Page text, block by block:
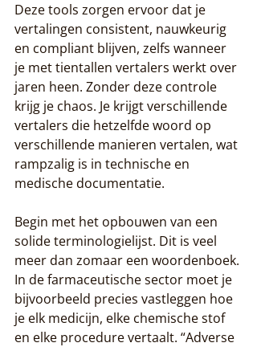
Deze tools zorgen ervoor dat je
vertalingen consistent, nauwkeurig
en compliant blijven, zelfs wanneer
je met tientallen vertalers werkt over
jaren heen. Zonder deze controle
krijg je chaos. Je krijgt verschillende
vertalers die hetzelfde woord op
verschillende manieren vertalen, wat
rampzalig is in technische en
medische documentatie.
Begin met het opbouwen van een
solide terminologielijst. Dit is veel
meer dan zomaar een woordenboek.
In de farmaceutische sector moet je
bijvoorbeeld precies vastleggen hoe
je elk medicijn, elke chemische stof
en elke procedure vertaalt. “Adverse